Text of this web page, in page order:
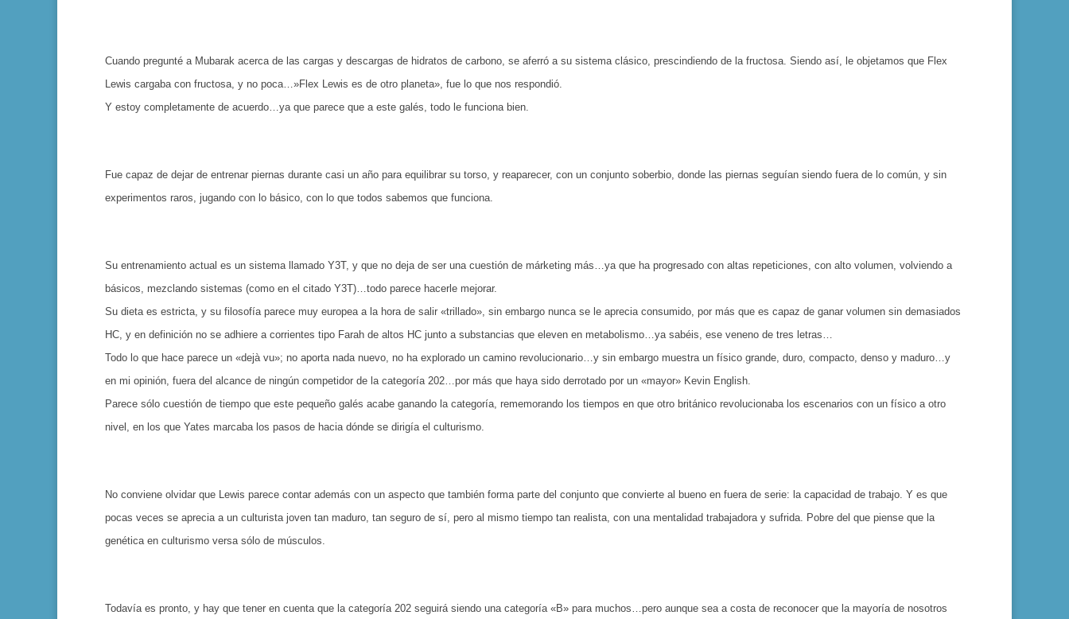
Cuando pregunté a Mubarak acerca de las cargas y descargas de hidratos de carbono, se aferró a su sistema clásico, prescindiendo de la fructosa. Siendo así, le objetamos que Flex
Lewis cargaba con fructosa, y no poca…»Flex Lewis es de otro planeta», fue lo que nos respondió.
Y estoy completamente de acuerdo…ya que parece que a este galés, todo le funciona bien.
Fue capaz de dejar de entrenar piernas durante casi un año para equilibrar su torso, y reaparecer, con un conjunto soberbio, donde las piernas seguían siendo fuera de lo común, y sin
experimentos raros, jugando con lo básico, con lo que todos sabemos que funciona.
Su entrenamiento actual es un sistema llamado Y3T, y que no deja de ser una cuestión de márketing más…ya que ha progresado con altas repeticiones, con alto volumen, volviendo a
básicos, mezclando sistemas (como en el citado Y3T)…todo parece hacerle mejorar.
Su dieta es estricta, y su filosofía parece muy europea a la hora de salir «trillado», sin embargo nunca se le aprecia consumido, por más que es capaz de ganar volumen sin demasiados
HC, y en definición no se adhiere a corrientes tipo Farah de altos HC junto a substancias que eleven en metabolismo…ya sabéis, ese veneno de tres letras…
Todo lo que hace parece un «dejà vu»; no aporta nada nuevo, no ha explorado un camino revolucionario…y sin embargo muestra un físico grande, duro, compacto, denso y maduro…y
en mi opinión, fuera del alcance de ningún competidor de la categoría 202…por más que haya sido derrotado por un «mayor» Kevin English.
Parece sólo cuestión de tiempo que este pequeño galés acabe ganando la categoría, rememorando los tiempos en que otro británico revolucionaba los escenarios con un físico a otro
nivel, en los que Yates marcaba los pasos de hacia dónde se dirigía el culturismo.
No conviene olvidar que Lewis parece contar además con un aspecto que también forma parte del conjunto que convierte al bueno en fuera de serie: la capacidad de trabajo. Y es que
pocas veces se aprecia a un culturista joven tan maduro, tan seguro de sí, pero al mismo tiempo tan realista, con una mentalidad trabajadora y sufrida. Pobre del que piense que la
genética en culturismo versa sólo de músculos.
Todavía es pronto, y hay que tener en cuenta que la categoría 202 seguirá siendo una categoría «B» para muchos…pero aunque sea a costa de reconocer que la mayoría de nosotros